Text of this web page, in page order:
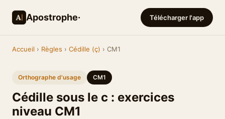
Apostrophe· Télécharger l'app
Accueil › Règles › Cédille (ç) › CM1
Orthographe d'usage CM1
Cédille sous le c : exercices
niveau CM1